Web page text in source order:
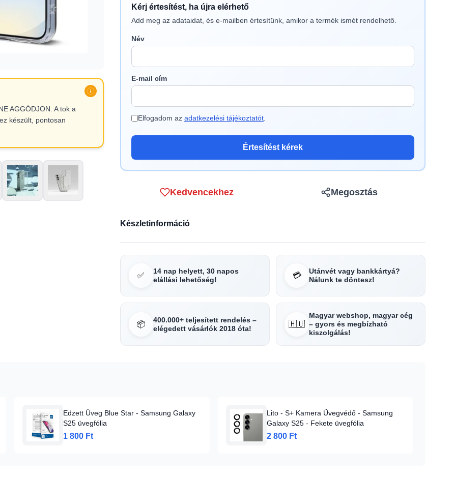
AGGÓDJON. A tok a
készült, pontosan
Kérj értesítést, ha újra elérhető
Add meg az adataidat, és e-mailben értesítünk, amikor a termék ismét rendelhető.
Név
E-mail cím
Elfogadom az adatkezelési tájékoztatót
Értesítést kérek
Kedvencekhez Megosztás
Készletinformáció
✅
14 nap helyett, 30 napos
elállási lehetőség!
💳
Utánvét vagy bankkártyá?
Nálunk te döntesz!
📦
400.000+ teljesített rendelés –
elégedett vásárlók 2018 óta!
🇭🇺
Magyar webshop, magyar cég
– gyors és megbízható
kiszolgálás!
Edzett Üveg Blue Star - Samsung Galaxy
S25 üvegfólia
1 800 Ft
Lito - S+ Kamera Üvegvédő - Samsung
Galaxy S25 - Fekete üvegfólia
2 800 Ft